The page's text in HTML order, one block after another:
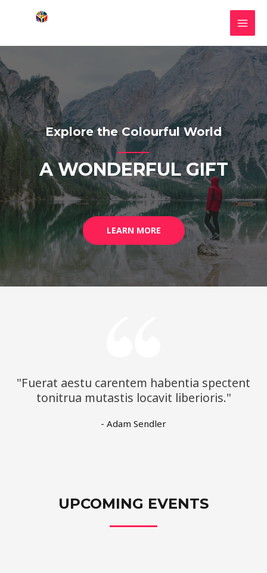
Explore the Colourful World
A WONDERFUL GIFT
LEARN MORE
"Fuerat aestu carentem habentia spectent
tonitrua mutastis locavit liberioris."
- Adam Sendler
UPCOMING EVENTS